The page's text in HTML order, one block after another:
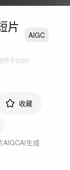
片
AIGC
作于2025
收藏
AIGCAI生成